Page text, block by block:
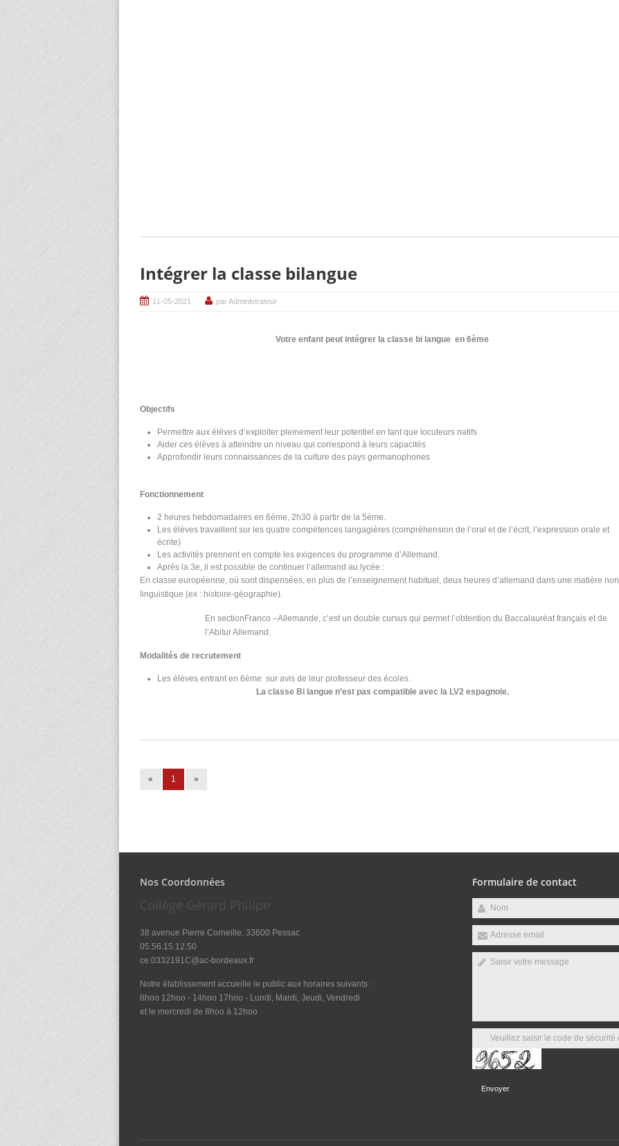
Intégrer la classe bilangue
11-05-2021 par Administrateur
Votre enfant peut intégrer la classe bi langue en 6ème
Objectifs
Permettre aux élèves d’exploiter pleinement leur potentiel en tant que locuteurs natifs
Aider ces élèves à atteindre un niveau qui correspond à leurs capacités
Approfondir leurs connaissances de la culture des pays germanophones
Fonctionnement
2 heures hebdomadaires en 6ème, 2h30 à partir de la 5ème.
Les élèves travaillent sur les quatre compétences langagières (compréhension de l’oral et de l’écrit, l’expression orale et
écrite)
Les activités prennent en compte les exigences du programme d’Allemand.
Après la 3e, il est possible de continuer l’allemand au lycée :
En classe européenne, où sont dispensées, en plus de l’enseignement habituel, deux heures d’allemand dans une matière non
linguistique (ex : histoire-géographie).
En sectionFranco –Allemande, c’est un double cursus qui permet l’obtention du Baccalauréat français et de
l’Abitur Allemand.
Modalités de recrutement
Les élèves entrant en 6ème sur avis de leur professeur des écoles.
La classe Bi langue n’est pas compatible avec la LV2 espagnole.
« 1 »
Nos Coordonnées
Collège Gérard Philipe
38 avenue Pierre Corneille, 33600 Pessac
05.56.15.12.50
ce.0332191C@ac-bordeaux.fr
Notre établissement accueille le public aux horaires suivants :
8hoo 12hoo - 14hoo 17hoo - Lundi, Mardi, Jeudi, Vendredi
et le mercredi de 8hoo à 12hoo
Formulaire de contact
Envoyer